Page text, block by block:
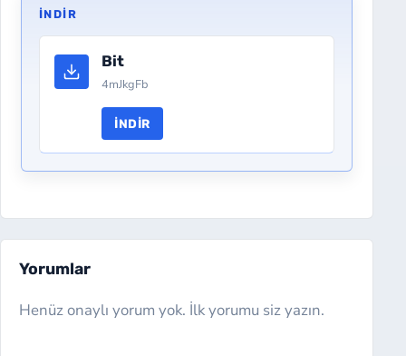
İNDIR
Bit
4mJkgFb
İNDIR
Yorumlar
Henüz onaylı yorum yok. İlk yorumu siz yazın.